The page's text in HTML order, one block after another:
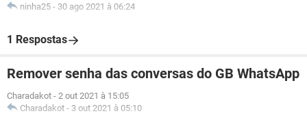
ninha25 - 30 ago 2021 à 06:24
1 Respostas
Remover senha das conversas do GB WhatsApp
Charadakot - 2 out 2021 à 15:05
Charadakot - 3 out 2021 à 05:10